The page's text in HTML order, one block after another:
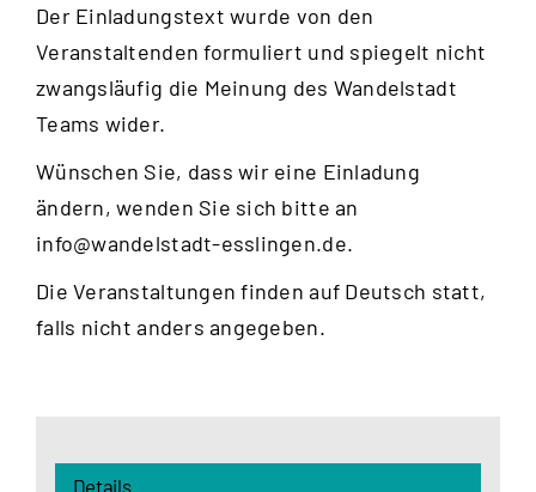
Der Einladungstext wurde von den
Veranstaltenden formuliert und spiegelt nicht
zwangsläufig die Meinung des Wandelstadt
Teams wider.
Wünschen Sie, dass wir eine Einladung
ändern, wenden Sie sich bitte an
info@wandelstadt-esslingen.de.
Die Veranstaltungen finden auf Deutsch statt,
falls nicht anders angegeben.
Details